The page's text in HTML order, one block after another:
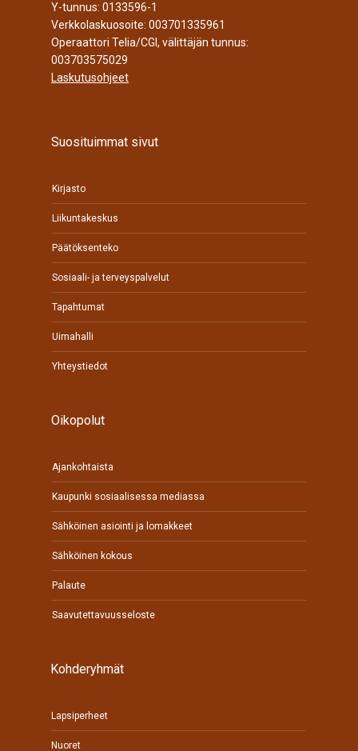
Y-tunnus: 0133596-1
Verkkolaskuosoite: 003701335961
Operaattori Telia/CGI, välittäjän tunnus:
003703575029
Laskutusohjeet
Suosituimmat sivut
Kirjasto
Liikuntakeskus
Päätöksenteko
Sosiaali- ja terveyspalvelut
Tapahtumat
Uimahalli
Yhteystiedot
Oikopolut
Ajankohtaista
Kaupunki sosiaalisessa mediassa
Sähköinen asiointi ja lomakkeet
Sähköinen kokous
Palaute
Saavutettavuusseloste
Kohderyhmät
Lapsiperheet
Nuoret